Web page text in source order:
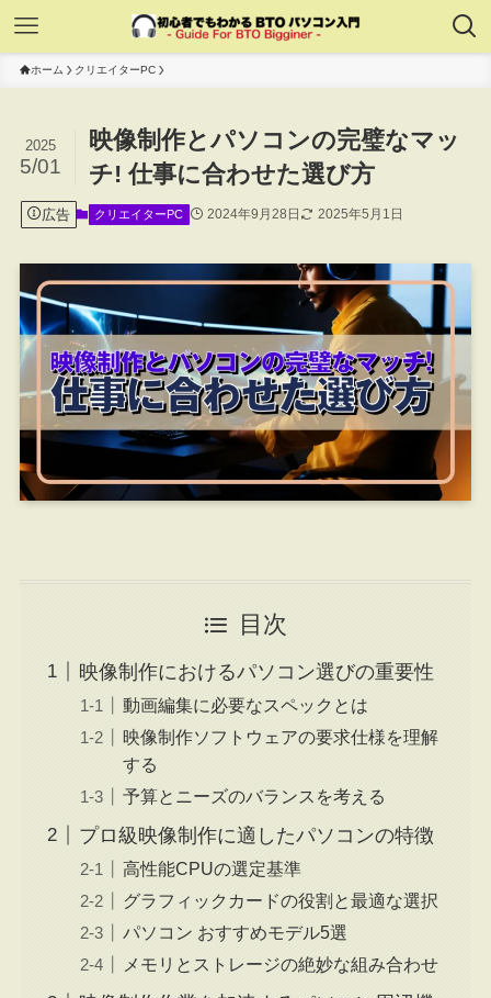
ホーム クリエイターPC
映像制作とパソコンの完璧なマッ
チ! 仕事に合わせた選び方
2025
5/01
広告 クリエイターPC 2024年9月28日 2025年5月1日
目次
映像制作におけるパソコン選びの重要性
動画編集に必要なスペックとは
映像制作ソフトウェアの要求仕様を理解
する
予算とニーズのバランスを考える
プロ級映像制作に適したパソコンの特徴
高性能CPUの選定基準
グラフィックカードの役割と最適な選択
パソコン おすすめモデル5選
メモリとストレージの絶妙な組み合わせ